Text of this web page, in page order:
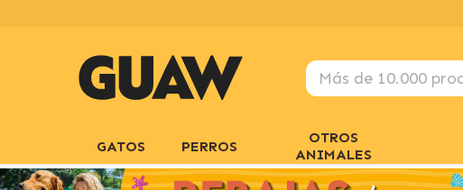
GATOS PERROS
OTROS
ANIMALES